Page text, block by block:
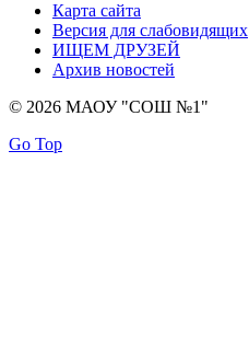
Карта сайта
Версия для слабовидящих
ИЩЕМ ДРУЗЕЙ
Архив новостей
© 2026 МАОУ "СОШ №1"
Go Top